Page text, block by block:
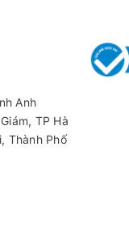
Anh
TP Hà
Thành Phố